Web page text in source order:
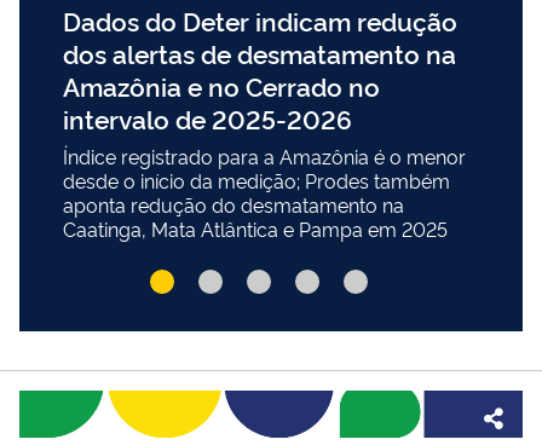
Dados do Deter indicam redução
dos alertas de desmatamento na
Amazônia e no Cerrado no
intervalo de 2025-2026
Índice registrado para a Amazônia é o menor
desde o início da medição; Prodes também
aponta redução do desmatamento na
Caatinga, Mata Atlântica e Pampa em 2025